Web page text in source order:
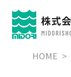
HOME